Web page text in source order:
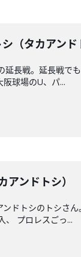
（タカアンド
長戦。延長戦で
球場のU、パ...
ンドトシ）
ドトシのトシさ
、 プロレスごっ...